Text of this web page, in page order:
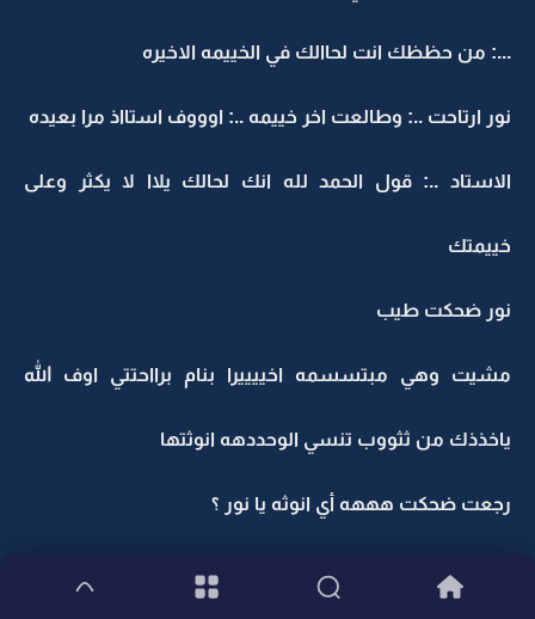
...: من حظظك انت لحاالك في الخييمه الاخيره
نور ارتاحت ..: وطالعت اخر خييمه ..: اوووف استااذ مرا بعيده
الاستاد ..: قول الحمد لله انك لحالك يلاا لا يكثر وعلى
خييمتك
نور ضحكت طيب
مشيت وهي مبتسسمه اخييييرا بنام برااحتتي اوف الله
ياخذذك من ثثووب تنسي الوحددهه انوثتها
رجعت ضحكت هههه أي انوثه يا نور ؟